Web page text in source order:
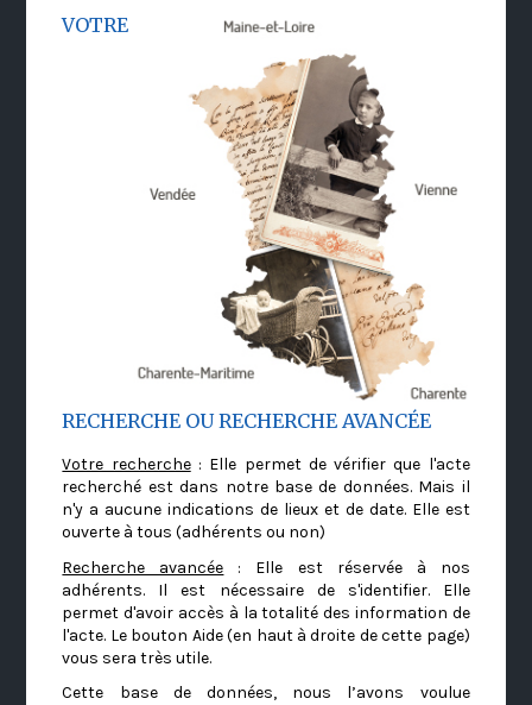
VOTRE
RECHERCHE OU RECHERCHE AVANCÉE
Votre recherche: Elle permet de vérifier que l'acte
recherché est dans notre base de données. Mais il
n'y a aucune indications de lieux et de date. Elle est
ouverte à tous (adhérents ou non)
Recherche avancée : Elle est réservée à nos
adhérents. Il est nécessaire de s'identifier. Elle
permet d'avoir accès à la totalité des information de
l'acte. Le bouton Aide (en haut à droite de cette page)
vous sera très utile.
Cette base de données, nous l’avons voulue